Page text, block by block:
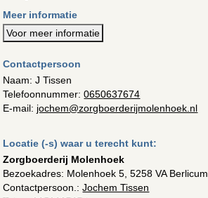
Meer informatie
Voor meer informatie
Contactpersoon
Naam: J Tissen
Telefoonnummer:0650637674
E-mail: jochem@zorgboerderijmolenhoek.nl
Locatie (-s) waar u terecht kunt:
Zorgboerderij Molenhoek
Bezoekadres: Molenhoek 5, 5258 VA Berlicum
Contactpersoon.:Jochem Tissen